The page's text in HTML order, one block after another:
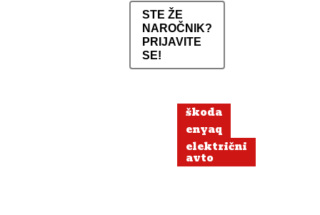
STE ŽE
NAROČNIK?
PRIJAVITE
SE!
škoda
enyaq
električni
avto